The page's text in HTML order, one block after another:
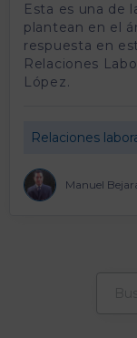
Esta es una de
plantean en el
respuesta en
Relaciones
López.
Relaciones
Manuel